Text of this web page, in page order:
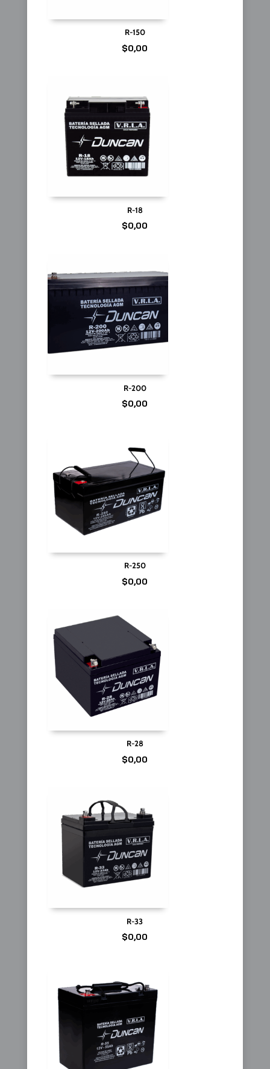
R-150
$0,00
R-18
$0,00
R-200
$0,00
R-250
$0,00
R-28
$0,00
R-33
$0,00